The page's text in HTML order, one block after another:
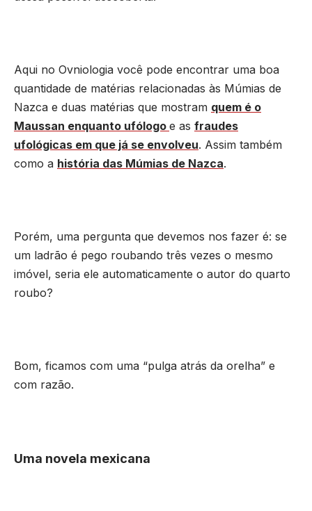
Aqui no Ovniologia você pode encontrar uma boa
quantidade de matérias relacionadas às Múmias de
Nazca e duas matérias que mostram quem é o
Maussan enquanto ufólogo e as fraudes
ufológicas em que já se envolveu. Assim também
como a história das Múmias de Nazca.
Porém, uma pergunta que devemos nos fazer é: se
um ladrão é pego roubando três vezes o mesmo
imóvel, seria ele automaticamente o autor do quarto
roubo?
Bom, ficamos com uma “pulga atrás da orelha” e
com razão.
Uma novela mexicana